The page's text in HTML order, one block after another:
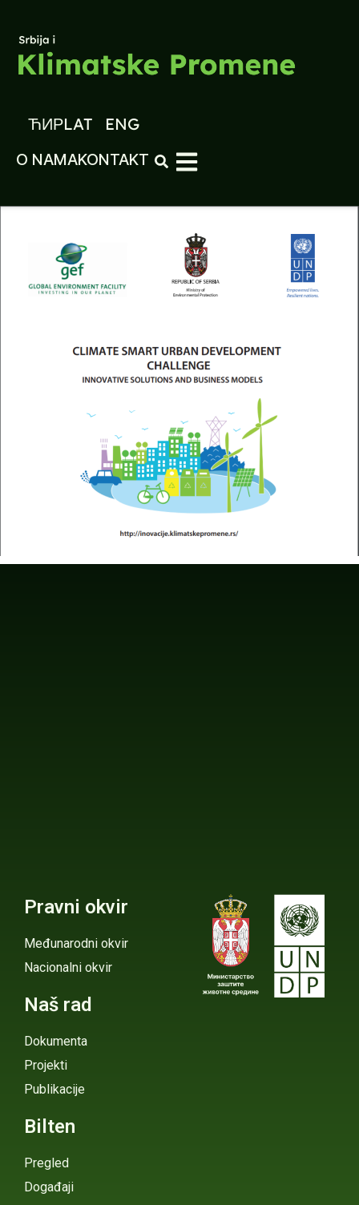
ЋИРLAT ENG
O NAMAKONTAKT
Pravni okvir
Međunarodni okvir
Nacionalni okvir
Naš rad
Dokumenta
Projekti
Publikacije
Bilten
Pregled
Događaji